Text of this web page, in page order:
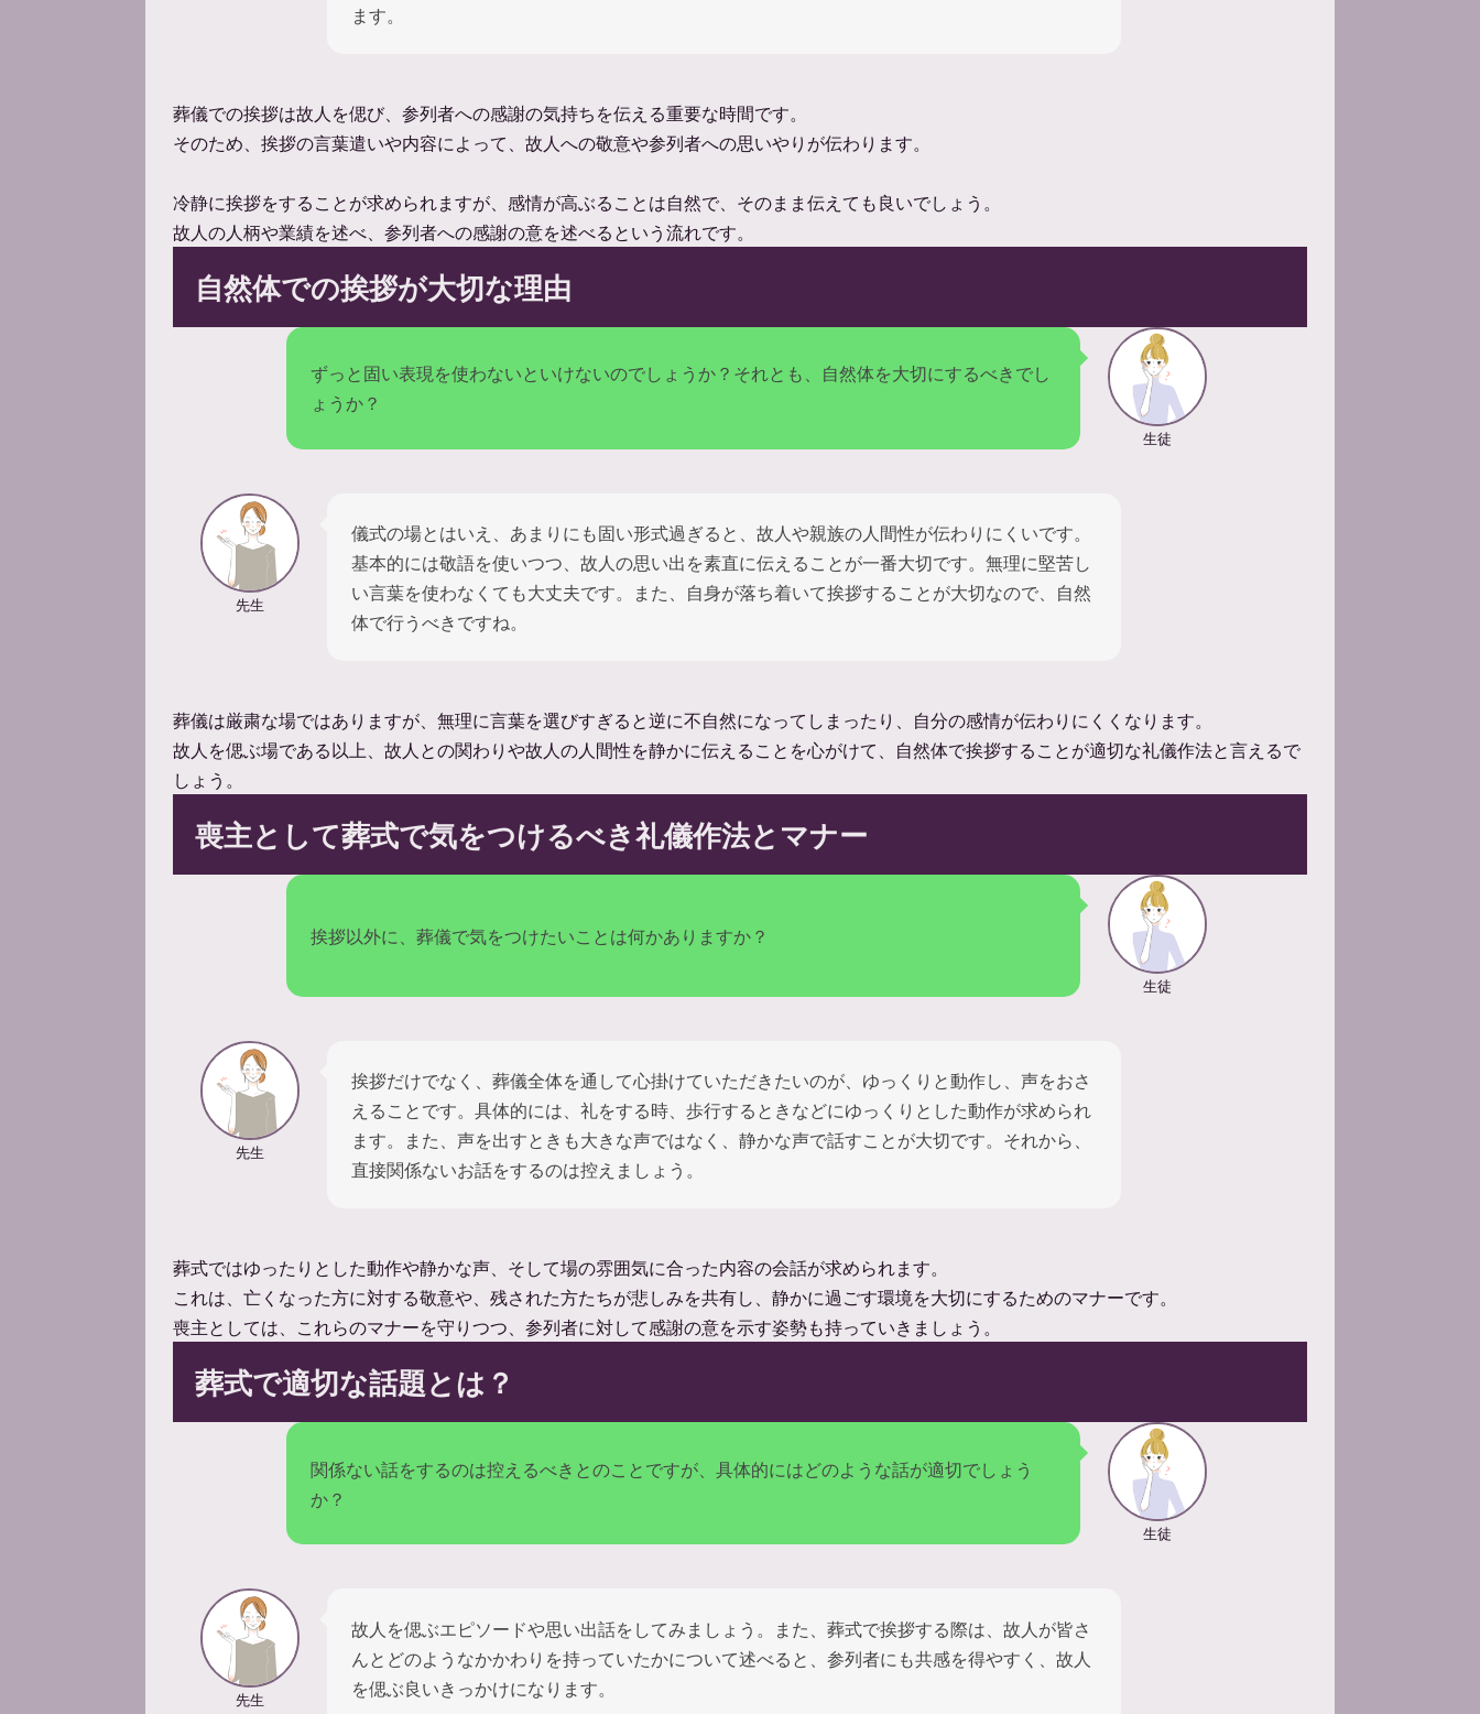
ます。
葬儀での挨拶は故人を偲び、参列者への感謝の気持ちを伝える重要な時間です。
そのため、挨拶の言葉遣いや内容によって、故人への敬意や参列者への思いやりが伝わります。
冷静に挨拶をすることが求められますが、感情が高ぶることは自然で、そのまま伝えても良いでしょう。
故人の人柄や業績を述べ、参列者への感謝の意を述べるという流れです。
自然体での挨拶が大切な理由
ずっと固い表現を使わないといけないのでしょうか？それとも、自然体を大切にするべきでし
ょうか？
生徒
先生
儀式の場とはいえ、あまりにも固い形式過ぎると、故人や親族の人間性が伝わりにくいです。
基本的には敬語を使いつつ、故人の思い出を素直に伝えることが一番大切です。無理に堅苦し
い言葉を使わなくても大丈夫です。また、自身が落ち着いて挨拶することが大切なので、自然
体で行うべきですね。
葬儀は厳粛な場ではありますが、無理に言葉を選びすぎると逆に不自然になってしまったり、自分の感情が伝わりにくくなります。
故人を偲ぶ場である以上、故人との関わりや故人の人間性を静かに伝えることを心がけて、自然体で挨拶することが適切な礼儀作法と言えるで
しょう。
喪主として葬式で気をつけるべき礼儀作法とマナー
挨拶以外に、葬儀で気をつけたいことは何かありますか？
生徒
先生
挨拶だけでなく、葬儀全体を通して心掛けていただきたいのが、ゆっくりと動作し、声をおさ
えることです。具体的には、礼をする時、歩行するときなどにゆっくりとした動作が求められ
ます。また、声を出すときも大きな声ではなく、静かな声で話すことが大切です。それから、
直接関係ないお話をするのは控えましょう。
葬式ではゆったりとした動作や静かな声、そして場の雰囲気に合った内容の会話が求められます。
これは、亡くなった方に対する敬意や、残された方たちが悲しみを共有し、静かに過ごす環境を大切にするためのマナーです。
喪主としては、これらのマナーを守りつつ、参列者に対して感謝の意を示す姿勢も持っていきましょう。
葬式で適切な話題とは？
関係ない話をするのは控えるべきとのことですが、具体的にはどのような話が適切でしょう
か？
生徒
先生
故人を偲ぶエピソードや思い出話をしてみましょう。また、葬式で挨拶する際は、故人が皆さ
んとどのようなかかわりを持っていたかについて述べると、参列者にも共感を得やすく、故人
を偲ぶ良いきっかけになります。